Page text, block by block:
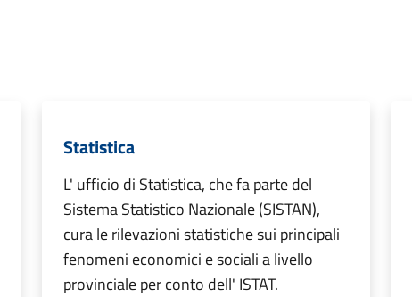
Statistica
L' ufficio di Statistica, che fa parte del
Sistema Statistico Nazionale (SISTAN),
cura le rilevazioni statistiche sui principali
fenomeni economici e sociali a livello
provinciale per conto dell' ISTAT.